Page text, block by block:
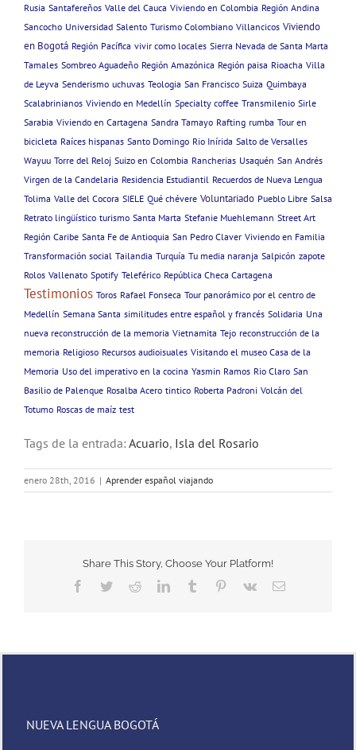
Rusia Santafereños Valle del Cauca Viviendo en Colombia Región Andina
Sancocho Universidad Salento Turismo Colombiano Villancicos Viviendo
en Bogotá Región Pacífica vivir como locales Sierra Nevada de Santa Marta
Tamales Sombreo Aguadeño Región Amazónica Región paisa Rioacha Villa
de Leyva Senderismo uchuvas Teologia San Francisco Suiza Quimbaya
Scalabrinianos Viviendo en Medellín Specialty coffee Transmilenio Sirle
Sarabia Viviendo en Cartagena Sandra Tamayo Rafting rumba Tour en
bicicleta Raíces hispanas Santo Domingo Rio Inírida Salto de Versalles
Wayuu Torre del Reloj Suizo en Colombia Rancherias Usaquén San Andrés
Virgen de la Candelaria Residencia Estudiantil Recuerdos de Nueva Lengua
Tolima Valle del Cocora SIELE Qué chévere Voluntariado Pueblo Libre Salsa
Retrato lingüístico turismo Santa Marta Stefanie Muehlemann Street Art
Región Caribe Santa Fe de Antioquia San Pedro Claver Viviendo en Familia
Transformación social Tailandia Turquía Tu media naranja Salpicón zapote
Rolos Vallenato Spotify Teleférico República Checa Cartagena
Testimonios Toros Rafael Fonseca Tour panorámico por el centro de
Medellín Semana Santa similitudes entre español y francés Solidaria Una
nueva reconstrucción de la memoria Vietnamita Tejo reconstrucción de la
memoria Religioso Recursos audioisuales Visitando el museo Casa de la
Memoria Uso del imperativo en la cocina Yasmin Ramos Rio Claro San
Basilio de Palenque Rosalba Acero tintico Roberta Padroni Volcán del
Totumo Roscas de maíz test
Tags de la entrada: Acuario, Isla del Rosario
enero 28th, 2016 | Aprender español viajando
Share This Story, Choose Your Platform!
Facebook
TwitterRedditLinkedInTumblr Pinterest
Vk Email
NUEVA LENGUA BOGOTÁ